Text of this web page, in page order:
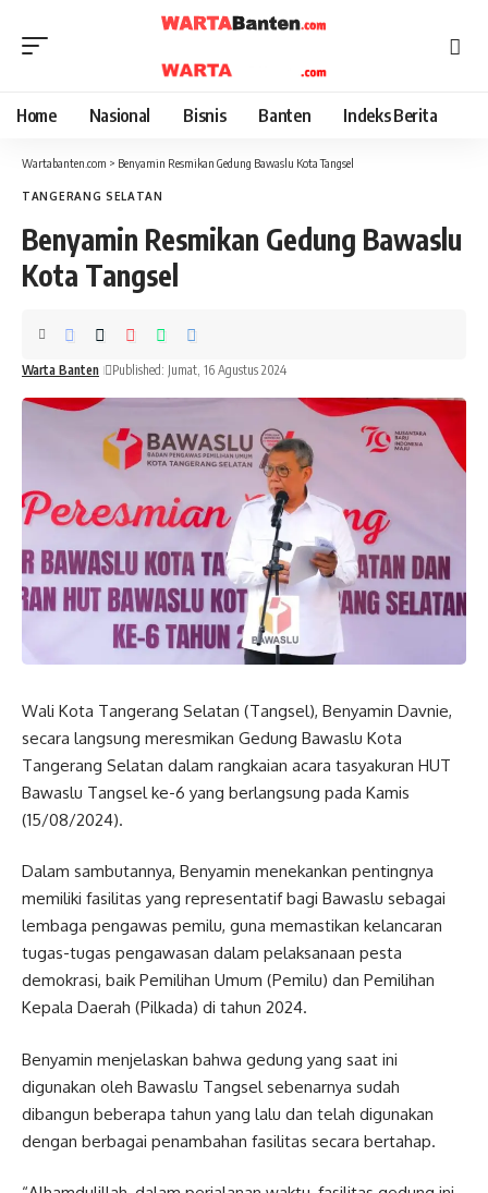
Home Nasional Bisnis Banten Indeks Berita
Wartabanten.com > Benyamin Resmikan Gedung Bawaslu Kota Tangsel
TANGERANG SELATAN
Benyamin Resmikan Gedung Bawaslu
Kota Tangsel
Warta Banten Published: Jumat, 16 Agustus 2024
Wali Kota Tangerang Selatan (Tangsel), Benyamin Davnie,
secara langsung meresmikan Gedung Bawaslu Kota
Tangerang Selatan dalam rangkaian acara tasyakuran HUT
Bawaslu Tangsel ke-6 yang berlangsung pada Kamis
(15/08/2024).
Dalam sambutannya, Benyamin menekankan pentingnya
memiliki fasilitas yang representatif bagi Bawaslu sebagai
lembaga pengawas pemilu, guna memastikan kelancaran
tugas-tugas pengawasan dalam pelaksanaan pesta
demokrasi, baik Pemilihan Umum (Pemilu) dan Pemilihan
Kepala Daerah (Pilkada) di tahun 2024.
Benyamin menjelaskan bahwa gedung yang saat ini
digunakan oleh Bawaslu Tangsel sebenarnya sudah
dibangun beberapa tahun yang lalu dan telah digunakan
dengan berbagai penambahan fasilitas secara bertahap.